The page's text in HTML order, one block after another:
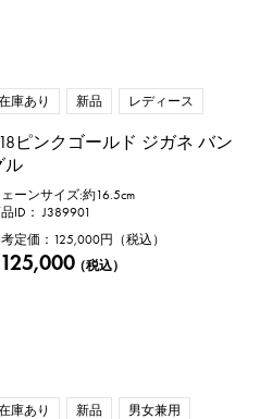
庫あり 新品 レディース
ピンクゴールド ジガネ バン
ル
ーンサイズ:約16.5cm
ID： J389901
定価： 125,000円（税込）
（税込）
庫あり 新品 男女兼用